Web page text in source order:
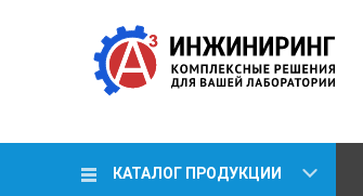
КАТАЛОГ ПРОДУКЦИИ